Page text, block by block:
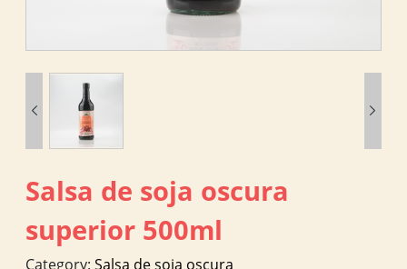
 
Salsa de soja oscura
superior 500ml
Category: Salsa de soja oscura